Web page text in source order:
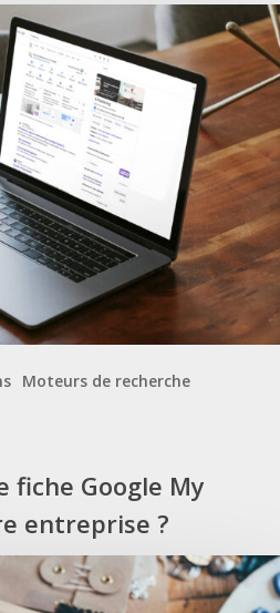
Moteurs de recherche
fiche Google My
entreprise ?